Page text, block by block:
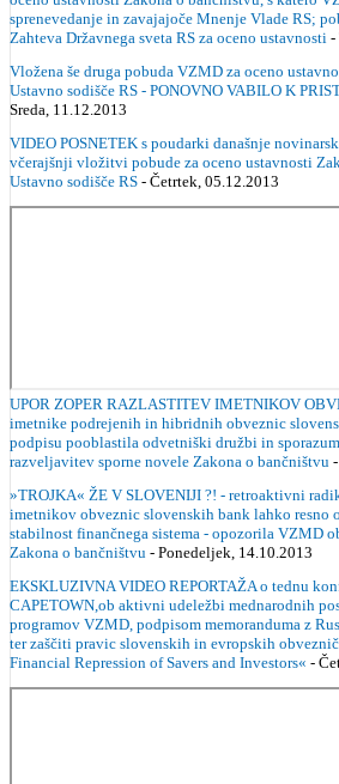
sprenevedanje in zavajajoče Mnenje Vlade RS;
Zahteva Državnega sveta RS za oceno ustavnosti -
Vložena še druga pobuda VZMD za oceno
Ustavno sodišče RS - PONOVNO VABILO K
Sreda, 11.12.2013
VIDEO POSNETEK s poudarki današnje
včerajšnji vložitvi pobude za oceno ustavnosti
Ustavno sodišče RS - Četrtek, 05.12.2013
UPOR ZOPER RAZLASTITEV IMETNIKOV
imetnike podrejenih in hibridnih obveznic
podpisu pooblastila odvetniški družbi in
razveljavitev sporne novele Zakona o bančništvu
»TROJKA« ŽE V SLOVENIJI ?! - retroaktivni
imetnikov obveznic slovenskih bank lahko resno
stabilnost finančnega sistema - opozorila VZMD
Zakona o bančništvu - Ponedeljek, 14.10.2013
EKSKLUZIVNA VIDEO REPORTAŽA o tednu
CAPETOWN,ob aktivni udeležbi mednarodnih
programov VZMD, podpisom memoranduma z
ter zaščiti pravic slovenskih in evropskih
Financial Repression of Savers and Investors« -